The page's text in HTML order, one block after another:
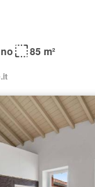
85 m²